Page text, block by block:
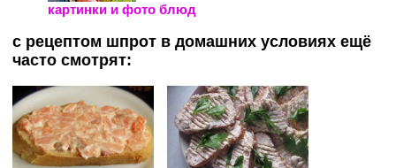
картинки и фото блюд
с рецептом шпрот в домашних условиях ещё
часто смотрят: